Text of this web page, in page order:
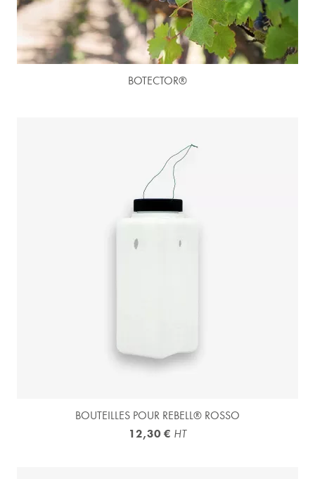
BOTECTOR®
BOUTEILLES POUR REBELL® ROSSO
12,30 € HT